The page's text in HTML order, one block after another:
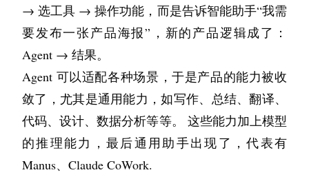
→ 选工具 → 操作功能，而是告诉智能助手“我需
要发布一张产品海报”，新的产品逻辑成了：
Agent → 结果。
Agent 可以适配各种场景，于是产品的能力被收
敛了，尤其是通用能力，如写作、总结、翻译、
代码、设计、数据分析等等。 这些能力加上模型
的推理能力，最后通用助手出现了，代表有
Manus、Claude CoWork.